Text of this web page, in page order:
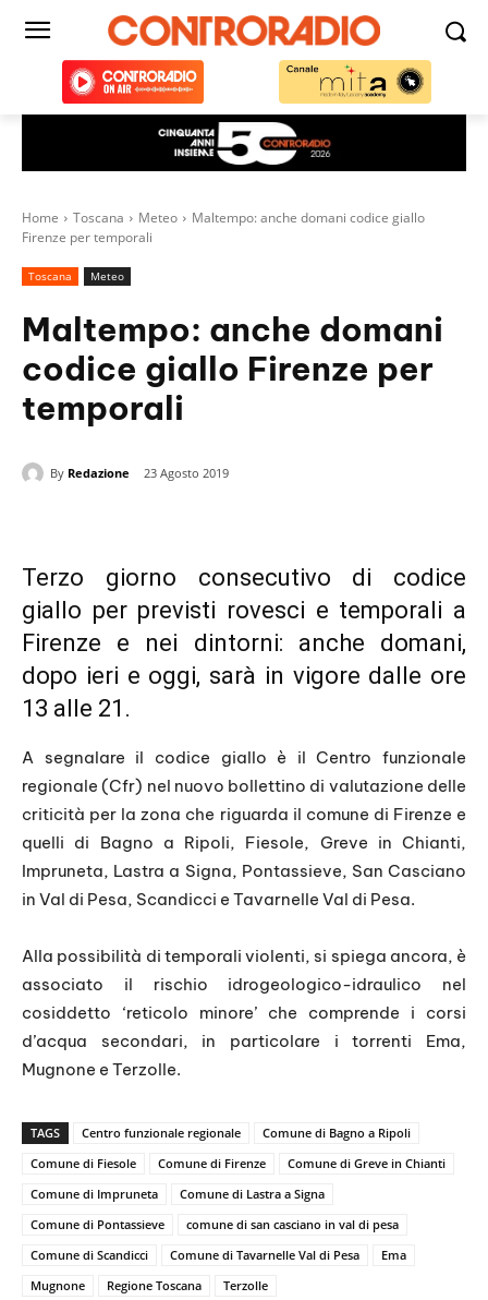
Home Toscana Meteo
Maltempo: anche domani codice giallo
Firenze per temporali
Toscana Meteo
Maltempo: anche domani
codice giallo Firenze per
temporali
By Redazione 23 Agosto 2019
Terzo giorno consecutivo di codice
giallo per previsti rovesci e temporali a
Firenze e nei dintorni: anche domani,
dopo ieri e oggi, sarà in vigore dalle ore
13 alle 21.
A segnalare il codice giallo è il Centro funzionale
regionale (Cfr) nel nuovo bollettino di valutazione delle
criticità per la zona che riguarda il comune di Firenze e
quelli di Bagno a Ripoli, Fiesole, Greve in Chianti,
Impruneta, Lastra a Signa, Pontassieve, San Casciano
in Val di Pesa, Scandicci e Tavarnelle Val di Pesa.
Alla possibilità di temporali violenti, si spiega ancora, è
associato il rischio idrogeologico-idraulico nel
cosiddetto ‘reticolo minore’ che comprende i corsi
d’acqua secondari, in particolare i torrenti Ema,
Mugnone e Terzolle.
TAGS Centro funzionale regionale
Comune di Bagno a Ripoli
Comune di Fiesole
Comune di Firenze
Comune di Greve in Chianti
Comune di Impruneta
Comune di Lastra a Signa
Comune di Pontassieve
comune di san casciano in val di pesa
Comune di Scandicci
Comune di Tavarnelle Val di Pesa
Ema
Mugnone
Regione Toscana Terzolle